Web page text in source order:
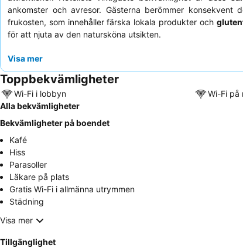
ankomster och avresor. Gästerna berömmer
frukosten, som innehåller färska lokala produkter och
för att njuta av den natursköna utsikten.
Visa mer
Toppbekvämligheter
Wi-Fi i lobbyn Wi-Fi på
Alla bekvämligheter
Bekvämligheter på boendet
Kafé
Hiss
Parasoller
Läkare på plats
Gratis Wi-Fi i allmänna utrymmen
Städning
Visa mer
Tillgänglighet